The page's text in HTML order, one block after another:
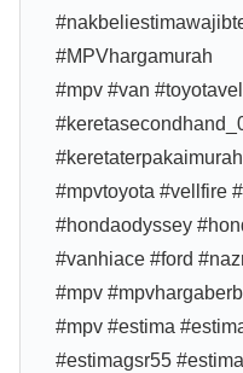
#MPVhargamurah
#mpv #van
#mpvtoyota #vellfire
#hondaodyssey
#vanhiace #ford
#mpv
#mpv #estima
#estimagsr55